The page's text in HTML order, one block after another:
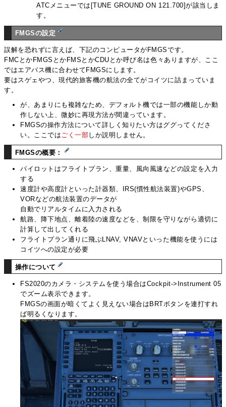
ATCメニューでは[TUNE GROUND ON 121.700]が該当しま
す。
FMGSの設定
誤解を恐れずに言えば、下記のコンピュータがFMGSです。
FMCとかFMGSとかFMSとかCDUとか呼び名は色々ありますが、ここ
ではエアバス機に合わせてFMGSにします。
要はスゲェやつ、現代的旅客機の航法の全てがコイツに詰まっていま
す。
が、あまりにも複雑なため、デフォルト機では一部の機能しか動
作しない上、微妙に再現方法が間違っています。
FMGSの操作方法について詳しく知りたい方はググってくださ
い。ここでは ごく一部しか説明しません。
FMGSの概要：
パイロットはフライトプラン、重量、風向風速などの設定を入力
する
速度計や高度計といった計器類、IRS(慣性航法装置)やGPS、
VORなどの航法装置のデータが
自動でリアルタイムに入力される
航路、降下地点、離着陸の速度などを、制限を守りながら適切に
計算して出してくれる
フライトプラン通りに飛ぶLNAV, VNAVといった機能を使うには
コイツへの設定が必要
操作について
FS2020のカメラ・システムを使う場合はCockpit->Instrument 05
でズーム表示できます。
FMGSの画面が暗くてよく見えない場合はBRTボタンを連打すれ
ば明るくなります。